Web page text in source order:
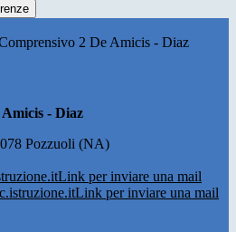
2 De Amicis - Diaz
- Diaz
Pozzuoli (NA)
Link per inviare una mail
Link per inviare una mail